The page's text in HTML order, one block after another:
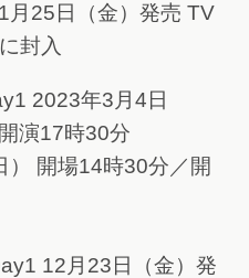
月25日（金）発売 TV
封入
2023年3月4日
演17時30分
開場14時30分／開
12月23日（金）発